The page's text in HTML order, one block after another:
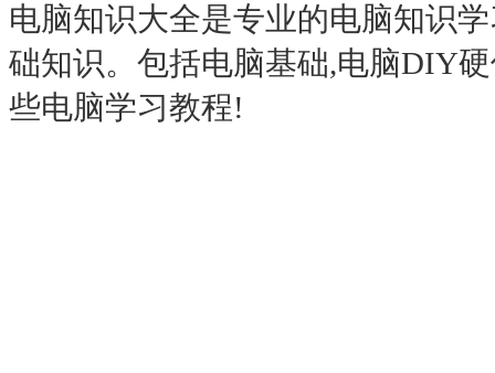
电脑知识大全是专业的电脑知识
础知识。包括电脑基础,电脑DIY
些电脑学习教程!